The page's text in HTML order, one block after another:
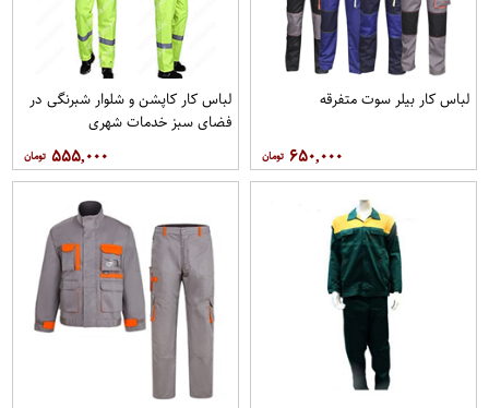
لباس کار بیلر سوت متفرقه
۶۵۰,۰۰۰
لباس کار کاپشن و شلوار شبرنگی در
فضای سبز خدمات شهری
۵۵۵,۰۰۰